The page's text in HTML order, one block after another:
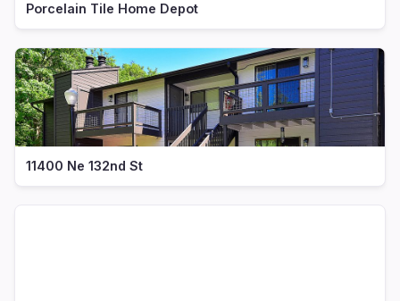
Porcelain Tile Home Depot
11400 Ne 132nd St